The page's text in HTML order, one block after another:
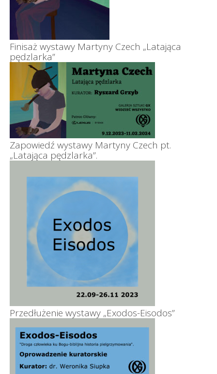
Finisaż wystawy Martyny Czech „Latająca
pędzlarka”
Zapowiedź wystawy Martyny Czech pt.
„Latająca pędzlarka”.
Przedłużenie wystawy „Exodos-Eisodos”